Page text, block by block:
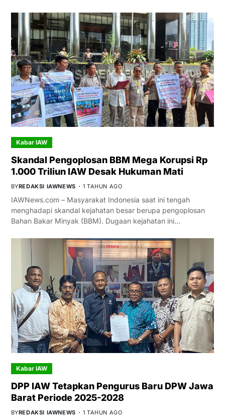
Kabar IAW
Skandal Pengoplosan BBM Mega Korupsi Rp
1.000 Triliun IAW Desak Hukuman Mati
BYREDAKSI IAWNEWS 1 TAHUN AGO
IAWNews.com – Masyarakat Indonesia saat ini tengah
menghadapi skandal kejahatan besar berupa pengoplosan
Bahan Bakar Minyak (BBM). Dugaan kejahatan ini…
Kabar IAW
DPP IAW Tetapkan Pengurus Baru DPW Jawa
Barat Periode 2025-2028
BYREDAKSI IAWNEWS 1 TAHUN AGO